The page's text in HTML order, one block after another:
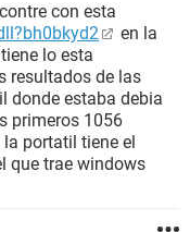
con esta
en la
lo esta
resultados de las
donde estaba debia
primeros 1056
portatil tiene el
que trae windows